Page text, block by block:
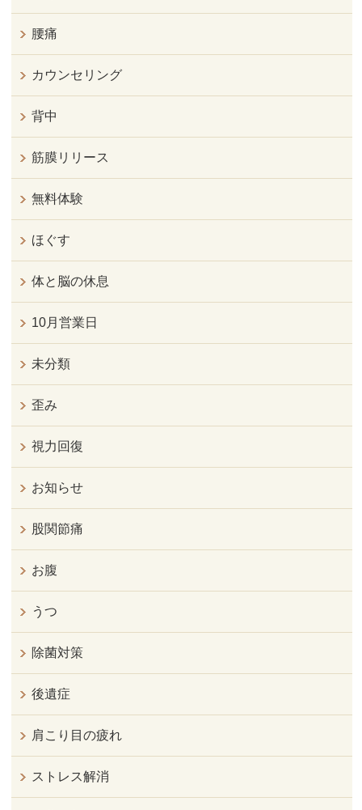
腰痛
カウンセリング
背中
筋膜リリース
無料体験
ほぐす
体と脳の休息
10月営業日
未分類
歪み
視力回復
お知らせ
股関節痛
お腹
うつ
除菌対策
後遺症
肩こり目の疲れ
ストレス解消